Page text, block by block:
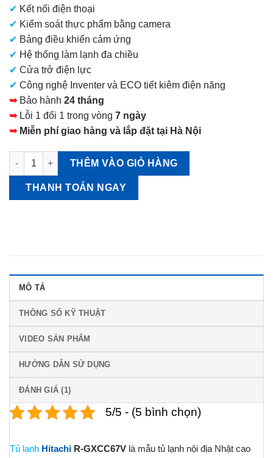
✔ Kết nối điện thoại
✔ Kiểm soát thực phẩm bằng camera
✔ Bảng điều khiển cảm ứng
✔ Hệ thống làm lạnh đa chiều
✔ Cửa trở điện lực
✔ Công nghệ Inventer và ECO tiết kiêm điện năng
➥Bảo hành 24 tháng
➥Lỗi 1 đổi 1 trong vòng 7 ngày
➥Miễn phí giao hàng và lắp đặt tại Hà Nội
Tủ lạnh Hitachi R-GXCC67V 670L Model 2024 số lượng
THÊM VÀO GIỎ HÀNG
THANH TOÁN NGAY
MÔ TẢ
THÔNG SỐ KỸ THUẬT
VIDEO SẢN PHẨM
HƯỚNG DẪN SỬ DỤNG
ĐÁNH GIÁ (1)
5/5 - (5 bình chọn)
Tủ lạnh Hitachi R-GXCC67V là mẫu tủ lạnh nội địa Nhật cao